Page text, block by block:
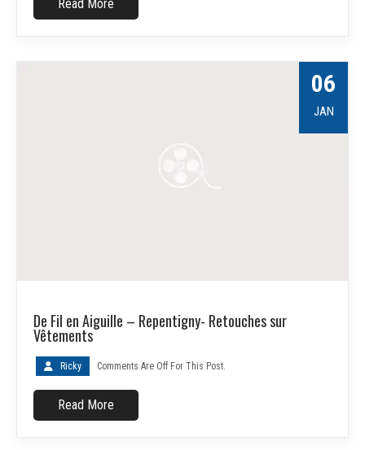
Read More
06
JAN
De Fil en Aiguille – Repentigny- Retouches sur
Vêtements
Ricky Comments Are Off For This Post.
Read More